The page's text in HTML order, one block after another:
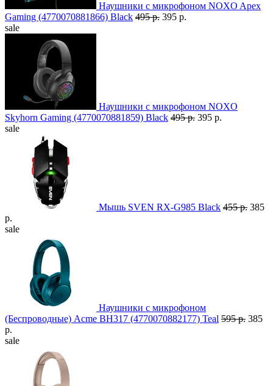
Наушники с микрофоном NOXO Apex
Gaming (4770070881866) Black 495 р. 395 р.
sale
Наушники с микрофоном NOXO
Skyhorn Gaming (4770070881859) Black 495 р. 395 р.
sale
Мышь SVEN RX-G985 Black 455 р. 385
р.
sale
Наушники с микрофоном
(Беспроводные) Acme BH317 (4770070882177) Teal 595 р. 385
р.
sale